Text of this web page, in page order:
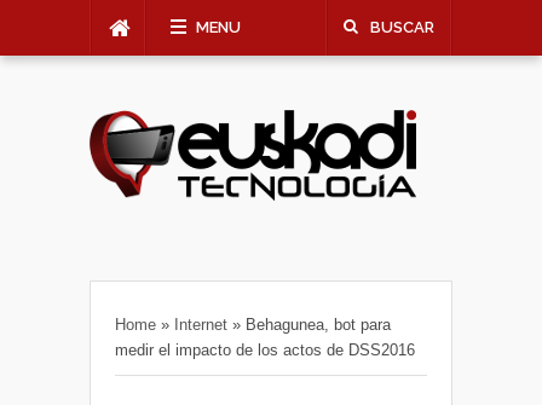
MENU BUSCAR
Home » Internet » Behagunea, bot para
medir el impacto de los actos de DSS2016